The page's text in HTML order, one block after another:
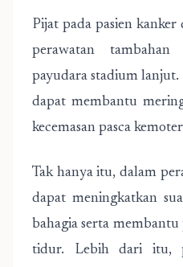
Pijat pada pasien kanker
perawatan
payudara stadium
dapat membantu
kecemasan pasca
Tak hanya itu, dalam
dapat meningkatkan
bahagia serta
tidur. Lebih dari itu,